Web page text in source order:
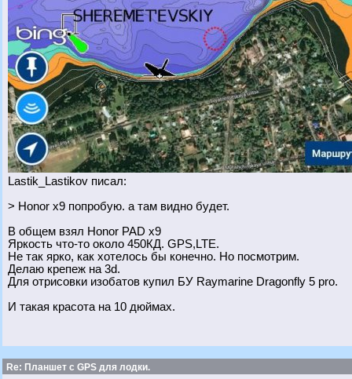
Lastik_Lastikov писал:
> Honor x9 попробую. а там видно будет.
В общем взял Honor PAD x9
Яркость что-то около 450КД. GPS,LTE.
Не так ярко, как хотелось бы конечно. Но посмотрим.
Делаю крепеж на 3d.
Для отрисовки изобатов купил БУ Raymarine Dragonfly 5 pro.
И такая красота на 10 дюймах.
Re: Планшет с GPS для лодки.